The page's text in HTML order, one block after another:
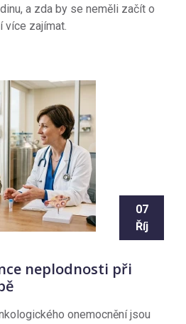
a zda by se neměli začít o
více zajímat.
07
Říj
neplodnosti při
onemocnění jsou